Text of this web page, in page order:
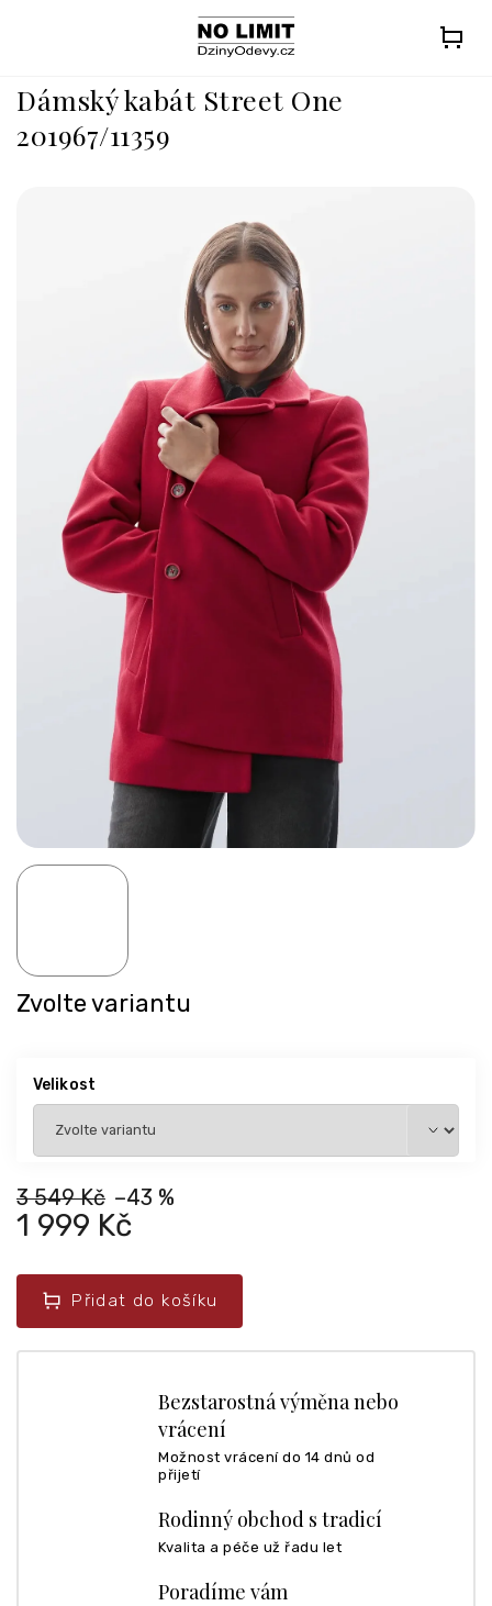
Dámský kabát Street One
201967/11359
3 549 Kč –43 %
1 999 Kč
Zvolte variantu
Velikost
Přidat do košíku
Bezstarostná výměna nebo
vrácení
Možnost vrácení do 14 dnů od
přijetí
Rodinný obchod s tradicí
Kvalita a péče už řadu let
Poradíme vám